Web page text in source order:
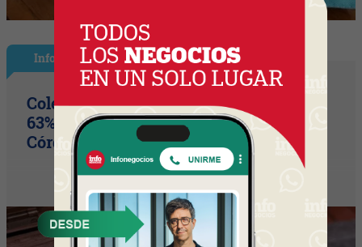
InfoNegocios Miami
Colegio Monserrat: 339 años de historia,
63% de los votos y un puente cultural
Córdoba (Arg) y Florida que es un hito